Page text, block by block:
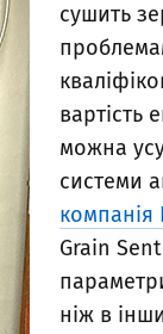
сушить
вартість
можна
системи
компанія
Grain
ніж в